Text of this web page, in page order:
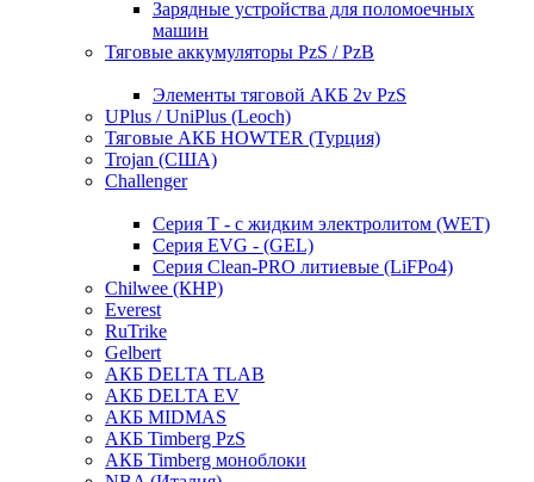
Зарядные устройства для поломоечных
машин
Тяговые аккумуляторы PzS / PzB
Элементы тяговой АКБ 2v PzS
UPlus / UniPlus (Leoch)
Тяговые АКБ HOWTER (Турция)
Trojan (США)
Challenger
Серия T - с жидким электролитом (WET)
Серия EVG - (GEL)
Серия Clean-PRO литиевые (LiFPo4)
Chilwee (КНР)
Everest
RuTrike
Gelbert
АКБ DELTA TLAB
АКБ DELTA EV
АКБ MIDMAS
АКБ Timberg PzS
АКБ Timberg моноблоки